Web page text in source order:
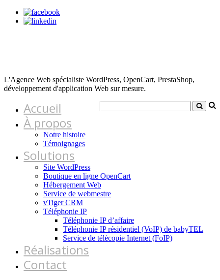
L'Agence Web spécialiste WordPress, OpenCart, PrestaShop,
développement d'application Web sur mesure.
Accueil
À propos
Notre histoire
Témoignages
Solutions
Site WordPress
Boutique en ligne OpenCart
Hébergement Web
Service de webmestre
vTiger CRM
Téléphonie IP
Téléphonie IP d’affaire
Téléphonie IP résidentiel (VoIP) de babyTEL
Service de télécopie Internet (FoIP)
Réalisations
Contact